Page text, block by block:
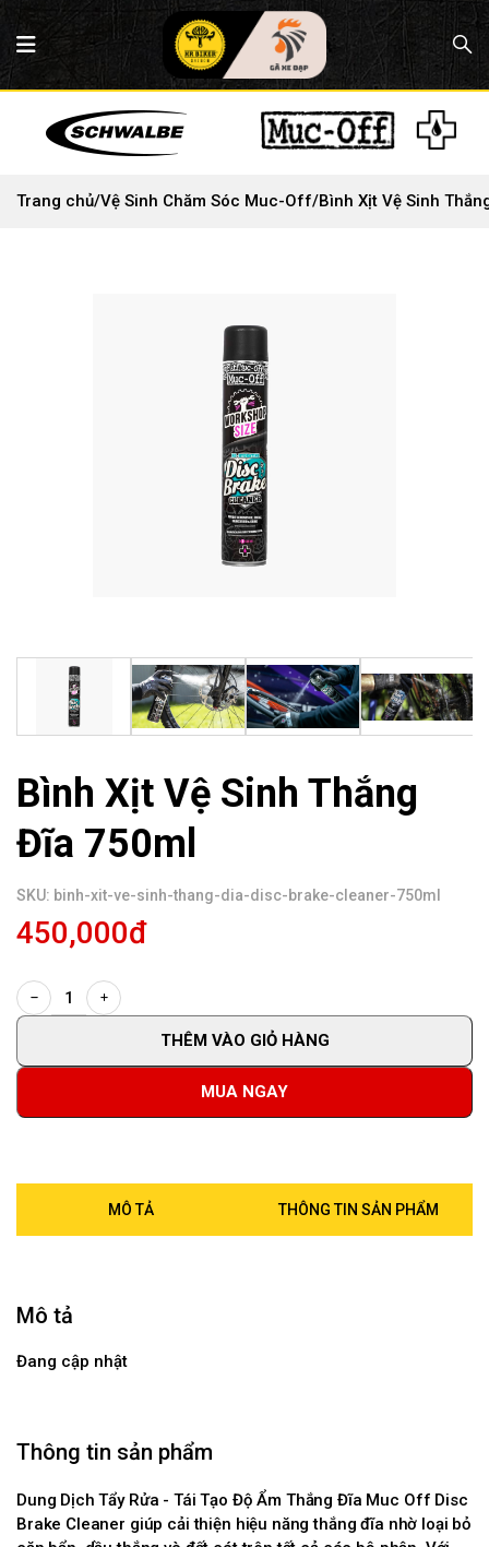
Trang chủ/Vệ Sinh Chăm Sóc Muc-Off/Bình Xịt Vệ Sinh
Bình Xịt Vệ Sinh Thắng
Đĩa 750ml
SKU: binh-xit-ve-sinh-thang-dia-disc-brake-cleaner-750ml
450,000đ
THÊM VÀO GIỎ HÀNG
MUA NGAY
MÔ TẢ THÔNG TIN SẢN PHẨM
Mô tả
Đang cập nhật
Thông tin sản phẩm
Dung Dịch Tẩy Rửa - Tái Tạo Độ Ẩm Thắng Đĩa Muc Off Disc
Brake Cleaner giúp cải thiện hiệu năng thắng đĩa nhờ loại bỏ